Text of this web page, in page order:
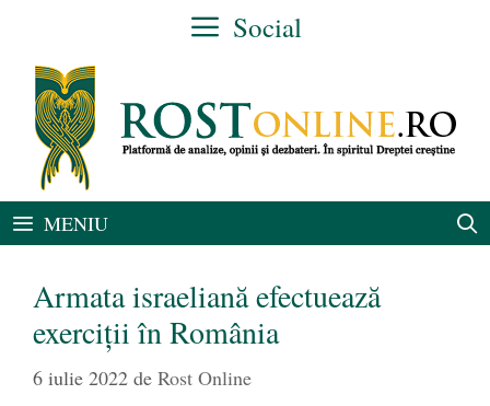
conținut
Social
MENIU
Armata israeliană efectuează
exerciţii în România
6 iulie 2022 de Rost Online